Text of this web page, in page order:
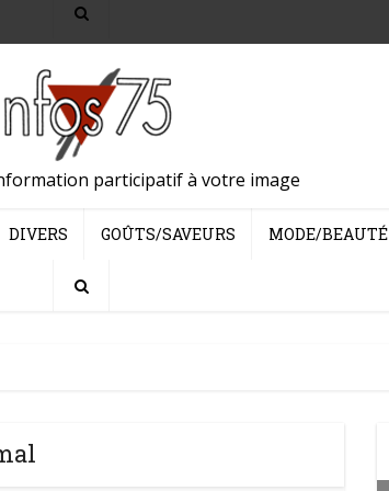
participatif à votre image
DIVERS GOÛTS/SAVEURS MODE/BEAUTÉ